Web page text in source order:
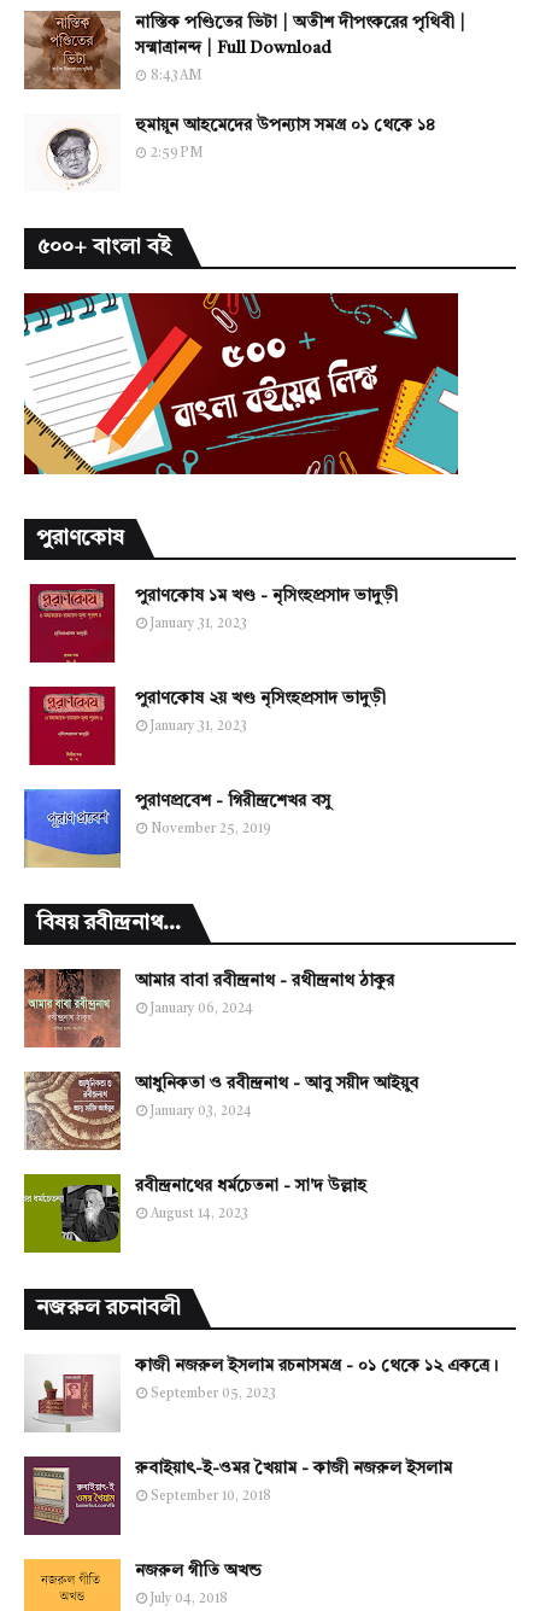
নাস্তিক পণ্ডিতের ভিটা | অতীশ দীপংকরের পৃথিবী |
সন্মাত্রানন্দ | Full Download
8:43 AM
হুমায়ূন আহমেদের উপন্যাস সমগ্র ০১ থেকে ১৪
2:59 PM
৫০০+ বাংলা বই
পুরাণকোষ
পুরাণকোষ ১ম খণ্ড - নৃসিংহপ্রসাদ ভাদুড়ী
January 31, 2023
পুরাণকোষ ২য় খণ্ড নৃসিংহপ্রসাদ ভাদুড়ী
January 31, 2023
পুরাণপ্রবেশ - গিরীন্দ্রশেখর বসু
November 25, 2019
বিষয় রবীন্দ্রনাথ...
আমার বাবা রবীন্দ্রনাথ - রথীন্দ্রনাথ ঠাকুর
January 06, 2024
আধুনিকতা ও রবীন্দ্রনাথ - আবু সয়ীদ আইয়ুব
January 03, 2024
রবীন্দ্রনাথের ধর্মচেতনা - সা'দ উল্লাহ
August 14, 2023
নজরুল রচনাবলী
কাজী নজরুল ইসলাম রচনাসমগ্র - ০১ থেকে ১২ একত্রে।
September 05, 2023
রুবাইয়াৎ-ই-ওমর খৈয়াম - কাজী নজরুল ইসলাম
September 10, 2018
নজরুল গীতি অখন্ড
July 04, 2018